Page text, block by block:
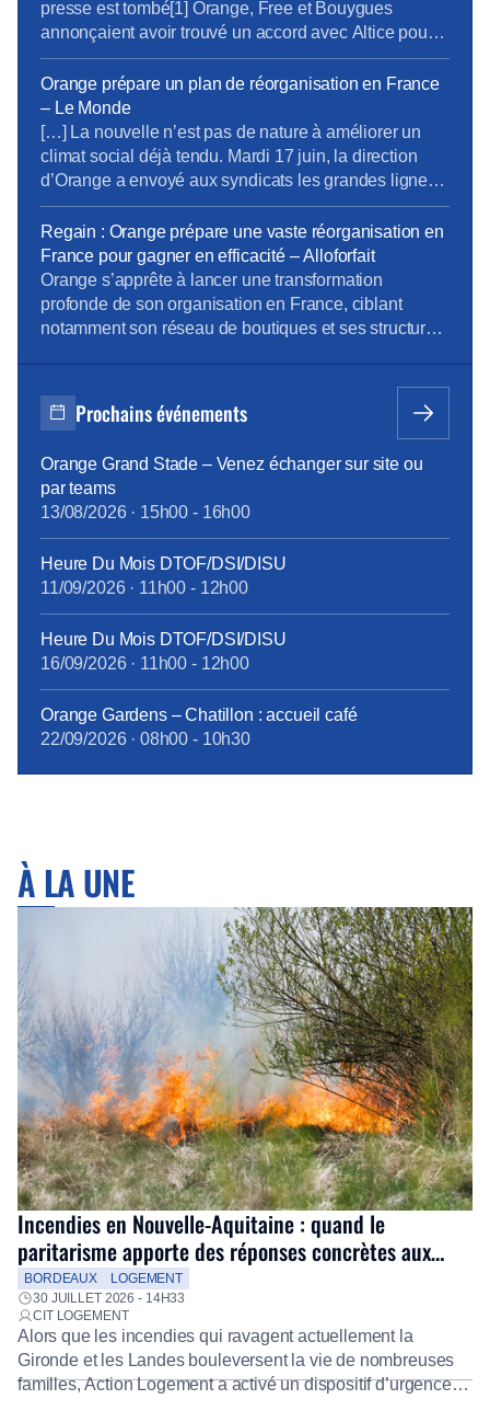
personnels n’ont été informés et consultés, aucune
discussion n’a été ouverte sur […]
presse est tombé[1] Orange, Free et Bouygues
annonçaient avoir trouvé un accord avec Altice pour
le rachat de SFR. Les clients B2B sont pour
Bouygues ainsi que le réseau mobile qu’il avait en
partage avec SFR (zone non dense), le B2C et les
fréquences seront partagées […]
Orange prépare un plan de réorganisation en France
– Le Monde
[…] La nouvelle n’est pas de nature à améliorer un
climat social déjà tendu. Mardi 17 juin, la direction
d’Orange a envoyé aux syndicats les grandes lignes
d’un chantier visant à réviser, de manière significative,
l’organisation de l’opérateur en France. […] Le
nouveau projet de réorganisation, lui, concerne 12
des 17 directions d’Orange dans l’Hexagone, où le
[…]
Regain : Orange prépare une vaste réorganisation en
France pour gagner en efficacité – Alloforfait
Orange s’apprête à lancer une transformation
profonde de son organisation en France, ciblant
notamment son réseau de boutiques et ses structures
sur des gains d’efficacité substantiels, mais cette
stratégie suscite également des inquiétudes sociales
Prochains événements
Orange Grand Stade – Venez échanger sur site ou
par teams
13/08/2026· 15h00 - 16h00
Heure Du Mois DTOF/DSI/DISU
11/09/2026· 11h00 - 12h00
Heure Du Mois DTOF/DSI/DISU
16/09/2026· 11h00 - 12h00
Orange Gardens – Chatillon : accueil café
22/09/2026· 08h00 - 10h30
À LA UNE
Incendies en Nouvelle-Aquitaine : quand le
paritarisme apporte des réponses concrètes aux
salariés
BORDEAUX
LOGEMENT
30 JUILLET 2026 - 14H33
CIT LOGEMENT
Alors que les incendies qui ravagent actuellement la
Gironde et les Landes bouleversent la vie de nombreuses
familles, Action Logement a activé un dispositif d’urgence